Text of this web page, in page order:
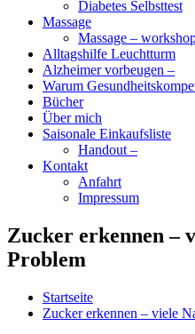
Diabetes Selbsttest
Massage
Massage –
Alltagshilfe Leuchtturm
Alzheimer vorbeugen –
Warum
Bücher
Über mich
Saisonale Einkaufsliste
Handout –
Kontakt
Anfahrt
Impressum
Zucker erkennen –
Problem
Startseite
Zucker erkennen – viele